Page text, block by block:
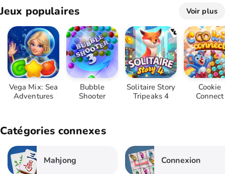
Jeux populaires Voir plus
Vega Mix: Sea
Adventures
Bubble
Shooter
Solitaire Story
Tripeaks 4
Cookie
Connect
Catégories connexes
Mahjong Connexion